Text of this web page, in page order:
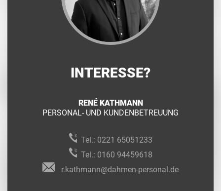
INTERESSE?
RENÉ KATHMANN
PERSONAL- UND KUNDENBETREUUNG
Tel.: 0221 65051233
Tel.: 0160 94459618
r.kathmann@dahmen-personal.de